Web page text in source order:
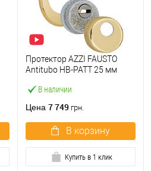
В наличии
Протектор AZZI FAUSTO
Antitubo HB-PATT 25 мм
широкий латунь
Цена 7 749 грн.
В корзину
Купить в 1 клик